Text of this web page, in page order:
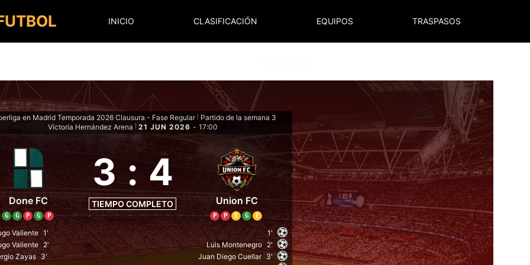
INICIO CLASIFICACIÓN EQUIPOS TRASPASOS
en Madrid Temporada 2026 Clausura - Fase Regular
Partido de la semana 3
Victoria Hernández Arena
21 JUN 2026 - 17:00
Done FC
G G P G P
3 : 4
TIEMPO COMPLETO Union FC
P P E G E
Valiente 1'
Valiente 2'
Zayas 3'
1'
Luis Montenegro 2'
Juan Diego Cuellar 3'